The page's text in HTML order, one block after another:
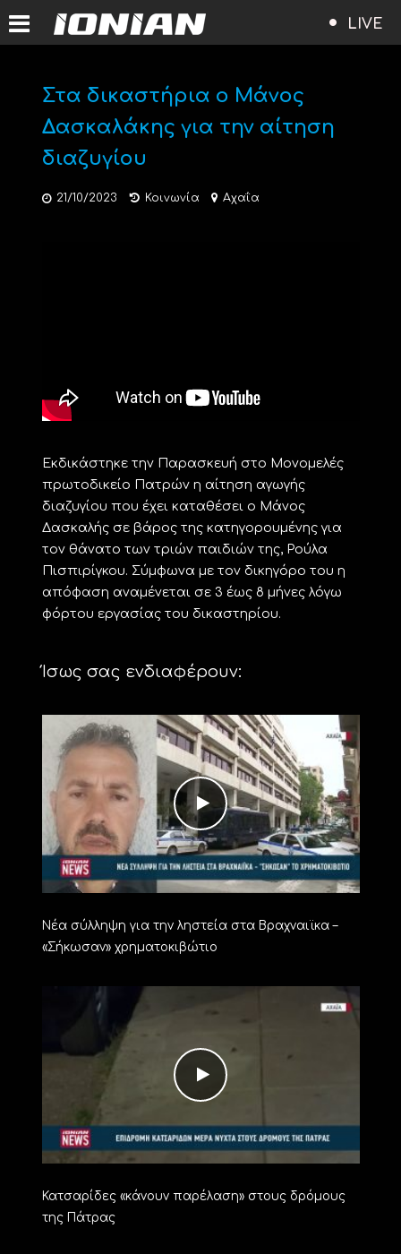
LIVE
Στα δικαστήρια ο Μάνος
Δασκαλάκης για την αίτηση
διαζυγίου
21/10/2023 Κοινωνία Αχαΐα
Εκδικάστηκε την Παρασκευή στο Μονομελές
πρωτοδικείο Πατρών η αίτηση αγωγής
διαζυγίου που έχει καταθέσει ο Μάνος
Δασκαλής σε βάρος της κατηγορουμένης για
τον θάνατο των τριών παιδιών της, Ρούλα
Πισπιρίγκου. Σύμφωνα με τον δικηγόρο του η
απόφαση αναμένεται σε 3 έως 8 μήνες λόγω
φόρτου εργασίας του δικαστηρίου.
Ίσως σας ενδιαφέρουν:
Νέα σύλληψη για την ληστεία στα Βραχναιϊκα –
«Σήκωσαν» χρηματοκιβώτιο
Κατσαρίδες «κάνουν παρέλαση» στους δρόμους
της Πάτρας